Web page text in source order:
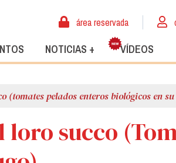
área reservada
NOTICIAS + VÍDEOS
pelados enteros biológicos en
succo